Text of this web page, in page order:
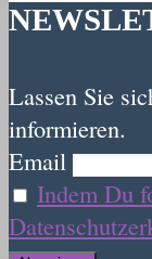
Lassen Sie
informieren.
Email
Indem Du